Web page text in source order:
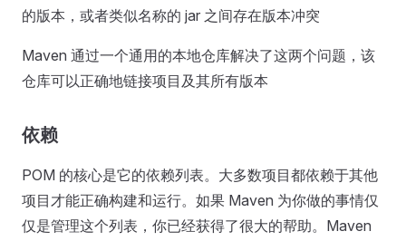
的版本，或者类似名称的 jar 之间存在版本冲突
Maven 通过一个通用的本地仓库解决了这两个问题，该
仓库可以正确地链接项目及其所有版本
依赖
POM 的核心是它的依赖列表。大多数项目都依赖于其他
项目才能正确构建和运行。如果 Maven 为你做的事情仅
仅是管理这个列表，你已经获得了很大的帮助。Maven